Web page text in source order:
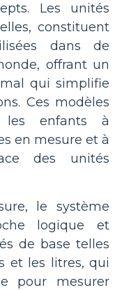
Les unités
constituent
dans de
offrant un
qui simplifie
Ces modèles
les enfants à
en mesure et à
des unités
le système
logique et
de base telles
et les litres, qui
pour mesurer